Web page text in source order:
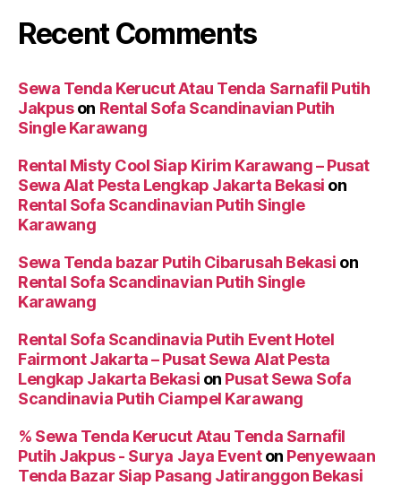
Recent Comments
Sewa Tenda Kerucut Atau Tenda Sarnafil Putih
Jakpuson Rental Sofa Scandinavian Putih
Single Karawang
Rental Misty Cool Siap Kirim Karawang – Pusat
Sewa Alat Pesta Lengkap Jakarta Bekasi on
Rental Sofa Scandinavian Putih Single
Karawang
Sewa Tenda bazar Putih Cibarusah Bekasi on
Rental Sofa Scandinavian Putih Single
Karawang
Rental Sofa Scandinavia Putih Event Hotel
Fairmont Jakarta – Pusat Sewa Alat Pesta
Lengkap Jakarta Bekasi on Pusat Sewa Sofa
Scandinavia Putih Ciampel Karawang
% Sewa Tenda Kerucut Atau Tenda Sarnafil
Putih Jakpus - Surya Jaya Eventon Penyewaan
Tenda Bazar Siap Pasang Jatiranggon Bekasi